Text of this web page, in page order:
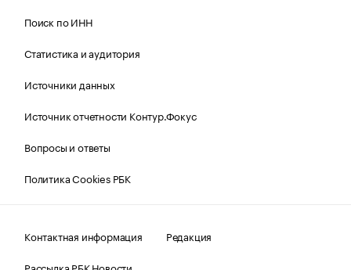
Поиск по ИНН
Статистика и аудитория
Источники данных
Источник отчетности Контур.Фокус
Вопросы и ответы
Политика Cookies РБК
Контактная информация
Редакция